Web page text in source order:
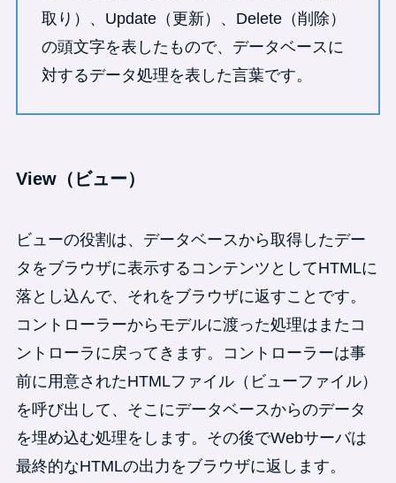
取り）、Update（更新）、Delete（削除）
の頭文字を表したもので、データベースに
対するデータ処理を表した言葉です。
View（ビュー）
ビューの役割は、データベースから取得したデー
タをブラウザに表示するコンテンツとしてHTMLに
落とし込んで、それをブラウザに返すことです。
コントローラーからモデルに渡った処理はまたコ
ントローラに戻ってきます。コントローラーは事
前に用意されたHTMLファイル（ビューファイル）
を呼び出して、そこにデータベースからのデータ
を埋め込む処理をします。その後でWebサーバは
最終的なHTMLの出力をブラウザに返します。